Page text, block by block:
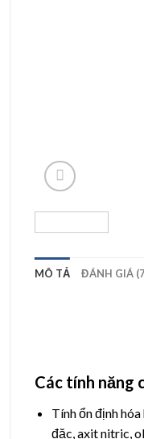
MÔ TẢ ĐÁNH GIÁ
Các tính năng
Tính ổn định
đặc, axit nitric,